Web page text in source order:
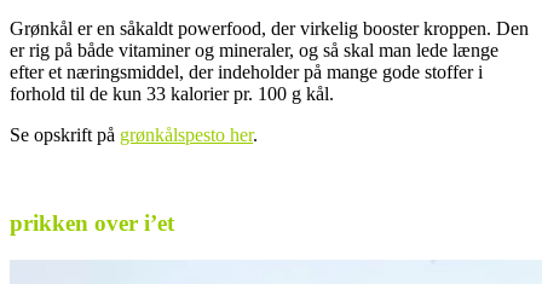
Grønkål er en såkaldt powerfood, der virkelig booster kroppen. Den
er rig på både vitaminer og mineraler, og så skal man lede længe
efter et næringsmiddel, der indeholder på mange gode stoffer i
forhold til de kun 33 kalorier pr. 100 g kål.
Se opskrift på grønkålspesto her.
prikken over i’et